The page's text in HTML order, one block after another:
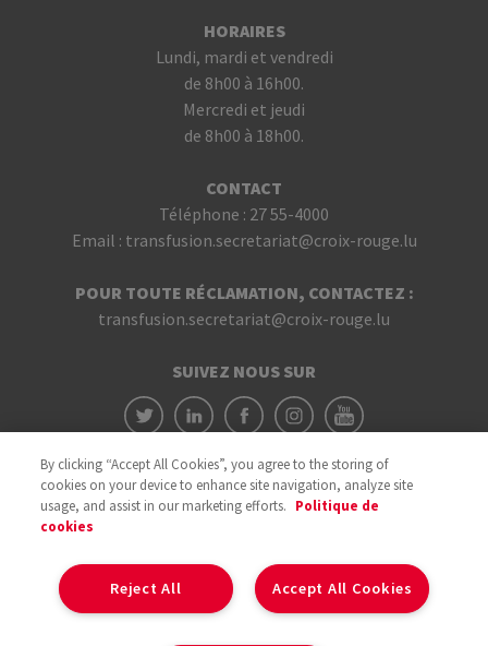
HORAIRES
Lundi, mardi et vendredi
de 8h00 à 16h00.
Mercredi et jeudi
de 8h00 à 18h00.
CONTACT
Téléphone : 27 55-4000
Email : transfusion.secretariat@croix-rouge.lu
POUR TOUTE RÉCLAMATION, CONTACTEZ :
transfusion.secretariat@croix-rouge.lu
SUIVEZ NOUS SUR
By clicking “Accept All Cookies”, you agree to the storing of
cookies on your device to enhance site navigation, analyze site
usage, and assist in our marketing efforts. Politique de
cookies
Accept All Cookies
Reject All